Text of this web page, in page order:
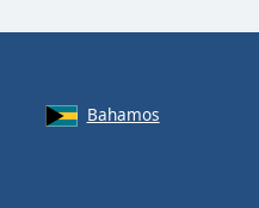
Bahamos